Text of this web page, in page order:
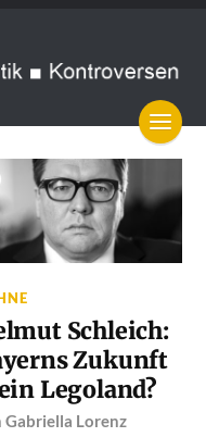
Schleich:
Zukunft
Legoland?
Gabriella Lorenz